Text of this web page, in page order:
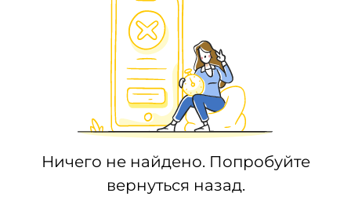
Ничего не найдено. Попробуйте
вернуться назад.